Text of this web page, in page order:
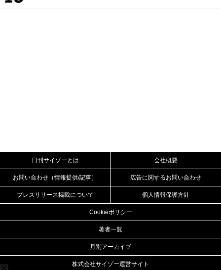
日刊サイゾーとは 会社概要
お問い合わせ（情報提供/記事） 広告に関するお問い合わせ
プレスリリース掲載について 個人情報保護方針
Cookieポリシー
著者一覧
月別アーカイブ
株式会社サイゾー運営サイト